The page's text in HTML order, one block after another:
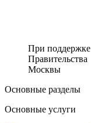
При поддержке
Правительства
Москвы
Основные разделы
Основные услуги